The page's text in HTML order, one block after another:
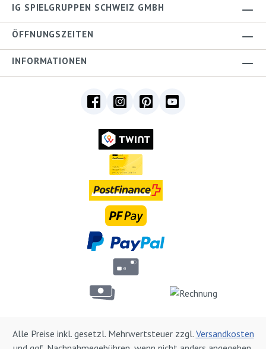
IG SPIELGRUPPEN SCHWEIZ GMBH
ÖFFNUNGSZEITEN
INFORMATIONEN
Alle Preise inkl. gesetzl. Mehrwertsteuer zzgl. Versandkosten